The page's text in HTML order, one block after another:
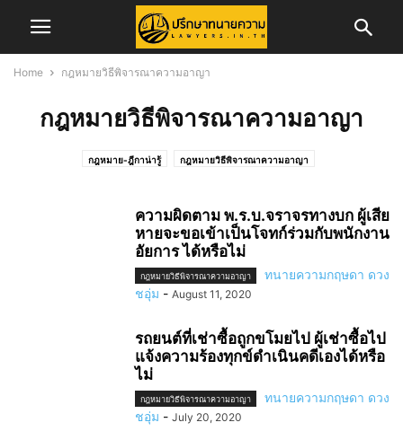
Home กฎหมายวิธีพิจารณาความอาญา
กฎหมายวิธีพิจารณาความอาญา
กฎหมาย-ฎีกาน่ารู้ กฎหมายวิธีพิจารณาความอาญา
ข่าวสอบผู้พิพากษา/อัยการ ข่าวสารทนายความ
ข่าวสารสภาทนายความส่วนภูมิภาค คดีครอบครัว
คดีแพ่ง ความรู้ในการพัฒนาวิชาชีพทนายความ
ทริบเทคนิค/บทความ ทั้งหมด บทความ บทความคดีแพ่ง
ประกันภัย ประวัติทนายความ
สิทธิประโยชน์ทนายความ เรื่องทั่วไป แรงงาน
ความผิดตาม พ.ร.บ.จราจรทางบก ผู้เสีย
หายจะขอเข้าเป็นโจทก์ร่วมกับพนักงาน
อัยการ ได้หรือไม่
กฎหมายวิธีพิจารณาความอาญา
ทนายความกฤษดา ดวง
ชอุ่ม - August 11, 2020
รถยนต์ที่เช่าซื้อถูกขโมยไป ผู้เช่าซื้อไป
แจ้งความร้องทุกข์ดำเนินคดีเองได้หรือ
ไม่
กฎหมายวิธีพิจารณาความอาญา
ทนายความกฤษดา ดวง
ชอุ่ม - July 20, 2020